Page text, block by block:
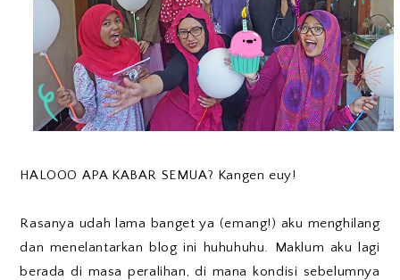
HALOOO APA KABAR SEMUA? Kangen euy!
Rasanya udah lama banget ya (emang!) aku menghilang
dan menelantarkan blog ini huhuhuhu. Maklum aku lagi
berada di masa peralihan, di mana kondisi sebelumnya